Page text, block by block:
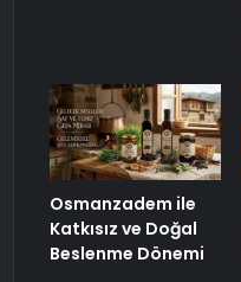
Osmanzadem ile
Katkısız ve Doğal
Beslenme Dönemi